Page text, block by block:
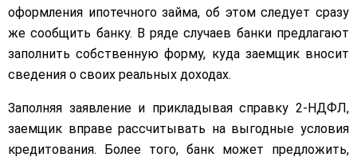
оформления ипотечного займа, об этом следует сразу
же сообщить банку. В ряде случаев банки предлагают
заполнить собственную форму, куда заемщик вносит
сведения о своих реальных доходах.
Заполняя заявление и прикладывая справку 2-НДФЛ,
заемщик вправе рассчитывать на выгодные условия
кредитования. Более того, банк может предложить,